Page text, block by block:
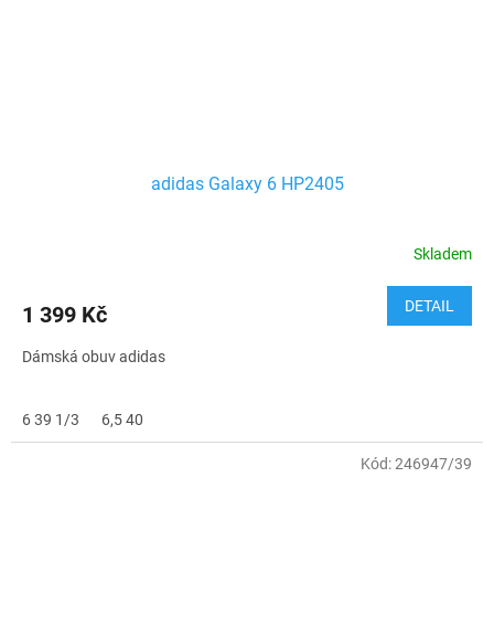
adidas Galaxy 6 HP2405
Skladem
1 399 Kč DETAIL
Dámská obuv adidas
6 39 1/3 6,5 40
Kód:246947/39